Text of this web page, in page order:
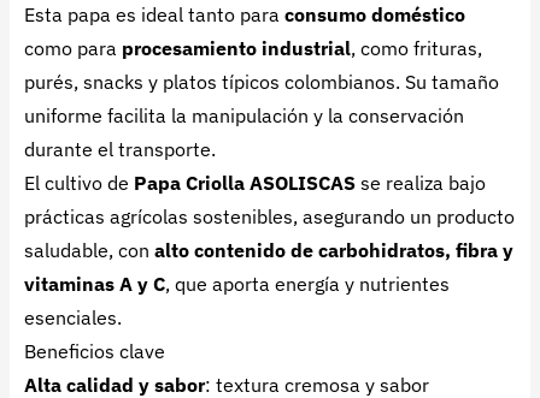
Esta papa es ideal tanto para consumo doméstico
como para procesamiento industrial, como frituras,
purés, snacks y platos típicos colombianos. Su tamaño
uniforme facilita la manipulación y la conservación
durante el transporte.
El cultivo de Papa Criolla ASOLISCAS se realiza bajo
prácticas agrícolas sostenibles, asegurando un producto
saludable, con alto contenido de carbohidratos, fibra y
vitaminas A y C, que aporta energía y nutrientes
esenciales.
Beneficios clave
Alta calidad y sabor: textura cremosa y sabor